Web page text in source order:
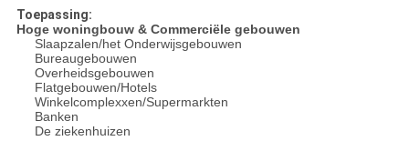
Toepassing:
Hoge woningbouw & Commerciële gebouwen
Slaapzalen/het Onderwijsgebouwen
Bureaugebouwen
Overheidsgebouwen
Flatgebouwen/Hotels
Winkelcomplexxen/Supermarkten
Banken
De ziekenhuizen